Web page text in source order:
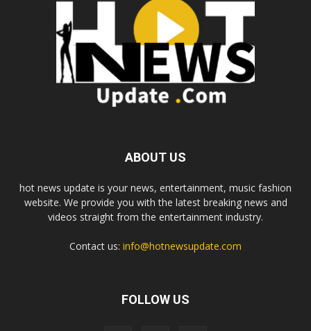
ABOUT US
hot news update is your news, entertainment, music fashion
website. We provide you with the latest breaking news and
videos straight from the entertainment industry.
Contact us: info@hotnewsupdate.com
FOLLOW US